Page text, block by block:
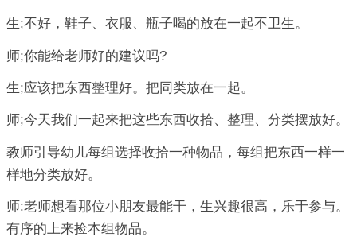
生;不好，鞋子、衣服、瓶子喝的放在一起不卫生。
师;你能给老师好的建议吗?
生;应该把东西整理好。把同类放在一起。
师;今天我们一起来把这些东西收拾、整理、分类摆放好。
教师引导幼儿每组选择收拾一种物品，每组把东西一样一
样地分类放好。
师:老师想看那位小朋友最能干，生兴趣很高，乐于参与。
有序的上来捡本组物品。